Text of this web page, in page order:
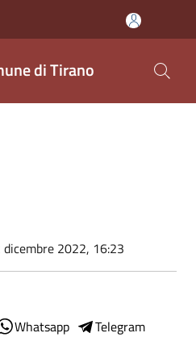
di Tirano
dicembre 2022, 16:23
Whatsapp
Telegram